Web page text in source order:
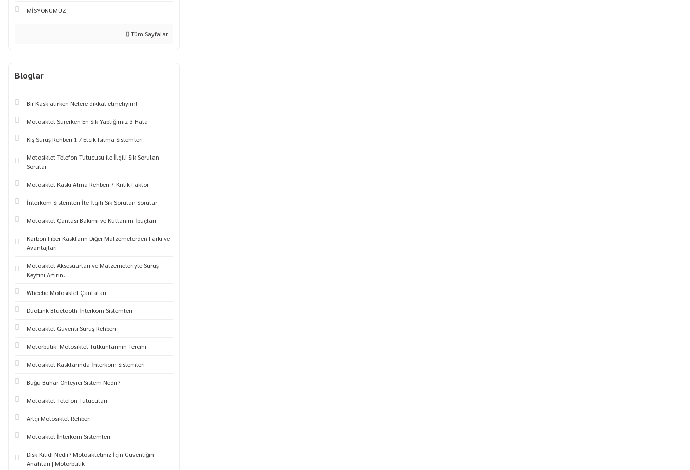
MİSYONUMUZ
Tüm Sayfalar
Bloglar
Bir Kask alırken Nelere dikkat etmeliyim!
Motosiklet Sürerken En Sık Yaptığımız 3 Hata
Kış Sürüş Rehberi 1 / Elcik Isıtma Sistemleri
Motosiklet Telefon Tutucusu ile İlgili Sık Sorulan
Sorular
Motosiklet Kaskı Alma Rehberi 7 Kritik Faktör
İnterkom Sistemleri İle İlgili Sık Sorulan Sorular
Motosiklet Çantası Bakımı ve Kullanım İpuçları
Karbon Fiber Kaskların Diğer Malzemelerden Farkı ve
Avantajları
Motosiklet Aksesuarları ve Malzemeleriyle Sürüş
Keyfini Artırın!
Wheelie Motosiklet Çantaları
DuoLink Bluetooth İnterkom Sistemleri
Motosiklet Güvenli Sürüş Rehberi
Motorbutik: Motosiklet Tutkunlarının Tercihi
Motosiklet Kasklarında İnterkom Sistemleri
Buğu Buhar Önleyici Sistem Nedir?
Motosiklet Telefon Tutucuları
Artçı Motosiklet Rehberi
Motosiklet İnterkom Sistemleri
Disk Kilidi Nedir? Motosikletiniz İçin Güvenliğin
Anahtarı | Motorbutik